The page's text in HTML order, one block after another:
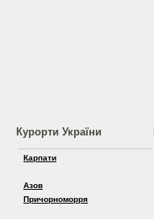
Курорти України
Карпати
Азов
Причорноморря